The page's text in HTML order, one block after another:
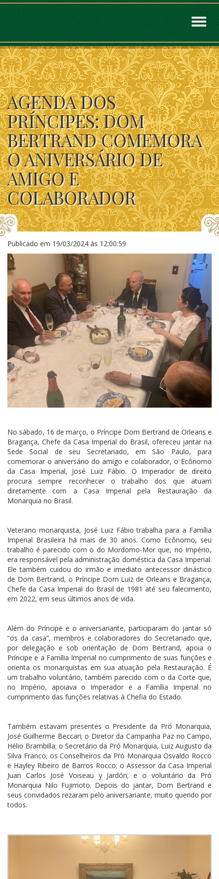
AGENDA DOS
PRÍNCIPES: DOM
BERTRAND COMEMORA
O ANIVERSÁRIO DE
AMIGO E
COLABORADOR
Publicado em 19/03/2024 às 12:00:59
No sábado, 16 de março, o Príncipe Dom Bertrand de Orleans e
Bragança, Chefe da Casa Imperial do Brasil, ofereceu jantar na
Sede Social de seu Secretariado, em São Paulo, para
comemorar o aniversário do amigo e colaborador, o Ecônomo
da Casa Imperial, José Luiz Fábio. O Imperador de direito
procura sempre reconhecer o trabalho dos que atuam
diretamente com a Casa Imperial pela Restauração da
Monarquia no Brasil.
Veterano monarquista, José Luiz Fábio trabalha para a Família
Imperial Brasileira há mais de 30 anos. Como Ecônomo, seu
trabalho é parecido com o do Mordomo-Mor que, no Império,
era responsável pela administração doméstica da Casa Imperial.
Ele também cuidou do irmão e imediato antecessor dinástico
de Dom Bertrand, o Príncipe Dom Luiz de Orleans e Bragança,
Chefe da Casa Imperial do Brasil de 1981 até seu falecimento,
em 2022, em seus últimos anos de vida.
Além do Príncipe e o aniversariante, participaram do jantar só
“os da casa”, membros e colaboradores do Secretariado que,
por delegação e sob orientação de Dom Bertrand, apoia o
Príncipe e a Família Imperial no cumprimento de suas funções e
orienta os monarquistas em sua atuação pela Restauração. É
um trabalho voluntário, também parecido com o da Corte que,
no Império, apoiava o Imperador e a Família Imperial no
cumprimento das funções relativas à Chefia do Estado.
Também estavam presentes o Presidente da Pró Monarquia,
José Guilherme Beccari; o Diretor da Campanha Paz no Campo,
Hélio Brambilla; o Secretário da Pró Monarquia, Luiz Augusto da
Silva Franco; os Conselheiros da Pró Monarquia Osvaldo Rocco
e Hayley Ribeiro de Barros Rocco; o Assessor da Casa Imperial
Juan Carlos José Voiseau y Jardón; e o voluntário da Pró
Monarquia Nilo Fujimoto. Depois do jantar, Dom Bertrand e
seus convidados rezaram pelo aniversariante, muito querido por
todos.